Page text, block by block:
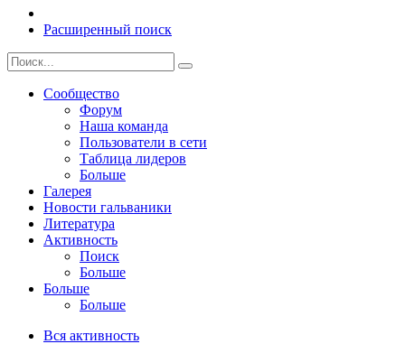
Расширенный поиск
Сообщество
Форум
Наша команда
Пользователи в сети
Таблица лидеров
Больше
Галерея
Новости гальваники
Литература
Активность
Поиск
Больше
Больше
Больше
Вся активность